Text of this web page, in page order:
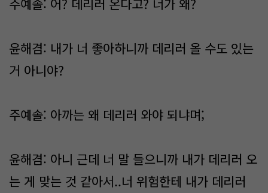
주예솔: 어? 데리러 온다고? 너가 왜?
윤해겸: 내가 너 좋아하니까 데리러 올 수도 있는
거 아니야?
주예솔: 아까는 왜 데리러 와야 되냐며;
윤해겸: 아니 근데 너 말 들으니까 내가 데리러 오
는 게 맞는 것 같아서..너 위험한테 내가 데리러